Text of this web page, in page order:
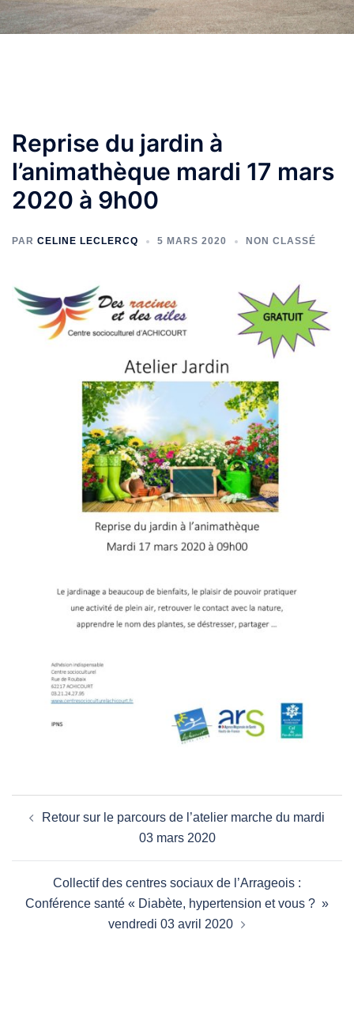
Reprise du jardin à
l’animathèque mardi 17 mars
2020 à 9h00
PAR CELINE LECLERCQ 5 MARS 2020 NON CLASSÉ
d’article
Retour sur le parcours de l’atelier marche du mardi
03 mars 2020
Collectif des centres sociaux de l’Arrageois :
Conférence santé « Diabète, hypertension et vous ? »
vendredi 03 avril 2020